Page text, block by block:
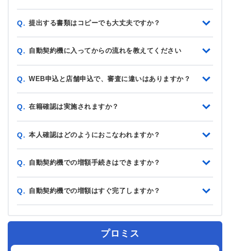
Q. 提出する書類はコピーでも大丈夫ですか？
Q. 自動契約機に入ってからの流れを教えてください
Q. WEB申込と店舗申込で、審査に違いはありますか？
Q. 在籍確認は実施されますか？
Q. 本人確認はどのようにおこなわれますか？
Q. 自動契約機での増額手続きはできますか？
Q. 自動契約機での増額はすぐ完了しますか？
プロミス